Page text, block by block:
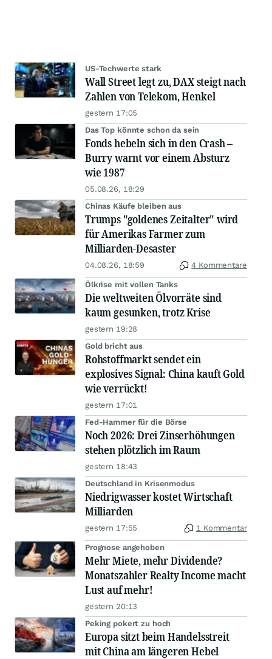
US-Techwerte stark
Wall Street legt zu, DAX steigt nach
Zahlen von Telekom, Henkel
gestern 17:05
Das Top könnte schon da sein
Fonds hebeln sich in den Crash –
Burry warnt vor einem Absturz
wie 1987
05.08.26, 18:29
Chinas Käufe bleiben aus
Trumps "goldenes Zeitalter" wird
für Amerikas Farmer zum
Milliarden-Desaster
04.08.26, 18:59 4 Kommentare
Ölkrise mit vollen Tanks
Die weltweiten Ölvorräte sind
kaum gesunken, trotz Krise
gestern 19:28
Gold bricht aus
Rohstoffmarkt sendet ein
explosives Signal: China kauft Gold
wie verrückt!
gestern 17:01
Fed-Hammer für die Börse
Noch 2026: Drei Zinserhöhungen
stehen plötzlich im Raum
gestern 18:43
Deutschland in Krisenmodus
Niedrigwasser kostet Wirtschaft
Milliarden
gestern 17:55 1 Kommentar
Prognose angehoben
Mehr Miete, mehr Dividende?
Monatszahler Realty Income macht
Lust auf mehr!
gestern 20:13
Peking pokert zu hoch
Europa sitzt beim Handelsstreit
mit China am längeren Hebel